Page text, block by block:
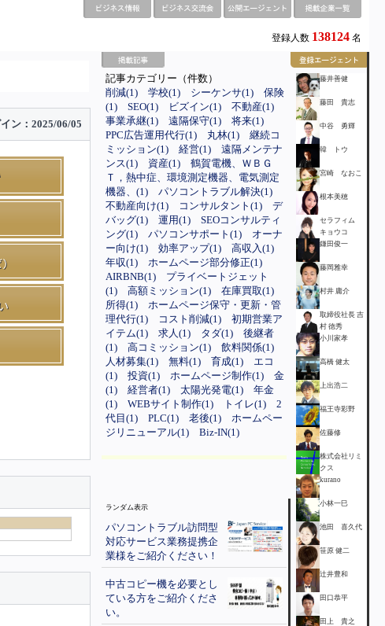
登録人数 138124 名
ン： 2025/06/05
記事カテゴリー（件数）
削減(1)
学校(1) シーケンサ(1)
保険
(1)
SEO(1) ビズイン(1)
不動産(1)
事業承継(1)
遠隔保守(1)
将来(1)
PPC広告運用代行(1)
丸林(1)
継続コ
ミッション(1)
経営(1)
遠隔メンテナ
ンス(1)
資産(1)
鶴賀電機、ＷＢＧ
Ｔ，熱中症、環境測定機器、電気測定
機器、(1)
パソコントラブル解決(1)
不動産向け(1)
コンサルタント(1)
デ
バッグ(1)
運用(1)
SEOコンサルティ
ング(1)
パソコンサポート(1)
オーナ
ー向け(1)
効率アップ(1)
高収入(1)
年収(1)
ホームページ部分修正(1)
AIRBNB(1)
プライベートジェット
(1)
高額ミッション(1)
在庫買取(1)
所得(1)
ホームページ保守・更新・管
理代行(1)
コスト削減(1)
初期営業ア
イテム(1)
求人(1) タダ(1)
後継者
(1)
高コミッション(1)
飲料関係(1)
人材募集(1)
無料(1) 育成(1)
エコ
(1)
投資(1) ホームページ制作(1)
金
(1)
経営者(1) 太陽光発電(1)
年金
(1)
WEBサイト制作(1) トイレ(1)
2
代目(1)
PLC(1) 老後(1)
ホームペー
ジリニューアル(1)
Biz-IN(1)
ランダム表示
パソコントラブル訪問型
対応サービス業務提携企
業様をご紹介ください！
中古コピー機を必要とし
ている方をご紹介くださ
い。
藤井善健
藤田 貴志
中谷 勇輝
韓 トウ
宮崎 なおこ
根本美穂
セラフィム
キョウコ
鎌田俊一
藤岡雅幸
村井 庸介
取締役社長 吉
村 徳秀
小川家孝
高橋 健太
上出浩二
福王寺彩野
佐藤修
株式会社リミ
クス
kurano
小林一巳
池田 喜久代
笹原 健二
辻井豊和
田口恭平
田上 貴之